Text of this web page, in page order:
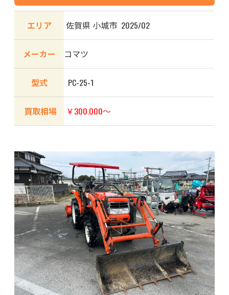
エリア 佐賀県 小城市 2025/02
メーカー コマツ
型式 PC-25-1
買取相場 ￥300.000～